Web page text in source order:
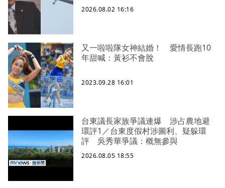
2026.08.02 16:16
又一啦啦隊女神結婚！ 愛情長跑10
年甜喊：黃衫不會脫
2023.09.28 16:01
台東議長家族爭議連爆 涉占農地避
環評1／台東度假村涉圖利、疑躲環
評 吳秀華爭議：概無參與
2026.08.05 18:55